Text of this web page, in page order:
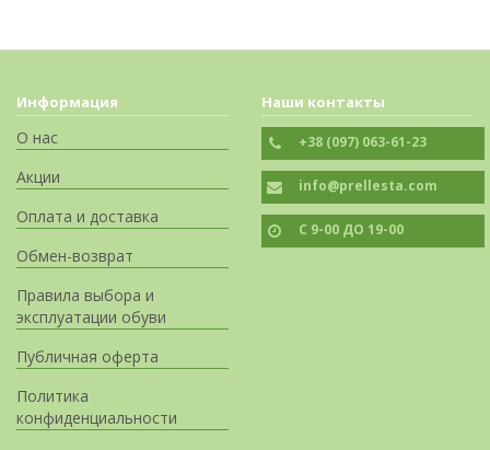
Информация
О нас
Акции
Оплата и доставка
Обмен-возврат
Правила выбора и
эксплуатации обуви
Публичная оферта
Политика
конфиденциальности
Наши контакты
+38 (097) 063-61-23
info@prellesta.com
С 9-00 ДО 19-00